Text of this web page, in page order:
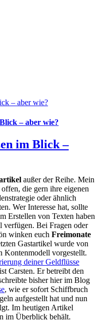
– aber wie?
– aber wie?
im Blick –
außer der Reihe. Mein
die gern ihre eigenen
oder ähnlich
Wer Interesse hat, sollte
Erstellen von Texten haben
verfügen. Bei Fragen oder
winken euch Freimonate
Gastartikel wurde von
Kontenmodell vorgestellt.
deiner Geldflüsse
Carsten. Er betreibt den
bisher hier im Blog
, wie er sofort Schiffbruch
aufgestellt hat und nun
Im heutigen Artikel
im Überblick behält.